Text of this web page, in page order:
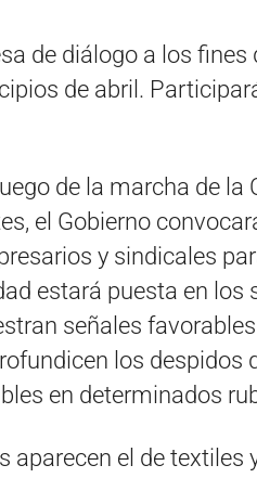
de diálogo a los fines
de abril.
de la marcha de la
el Gobierno
y sindicales
estará puesta en los
señales
los despidos
en determinados
aparecen el de textiles